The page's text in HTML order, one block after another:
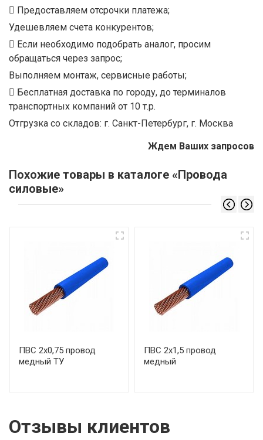
Предоставляем отсрочки платежа;
Удешевляем счета конкурентов;
Если необходимо подобрать аналог, просим
обращаться через запрос;
Выполняем монтаж, сервисные работы;
Бесплатная доставка по городу, до терминалов
транспортных компаний от 10 т.р.
Отгрузка со складов: г. Санкт-Петербург, г. Москва
Ждем Ваших запросов
Похожие товары в каталоге «Провода
силовые»
ПВС 2х0,75 провод
медный ТУ
ПВС 2х1,5 провод
медный
Отзывы клиентов